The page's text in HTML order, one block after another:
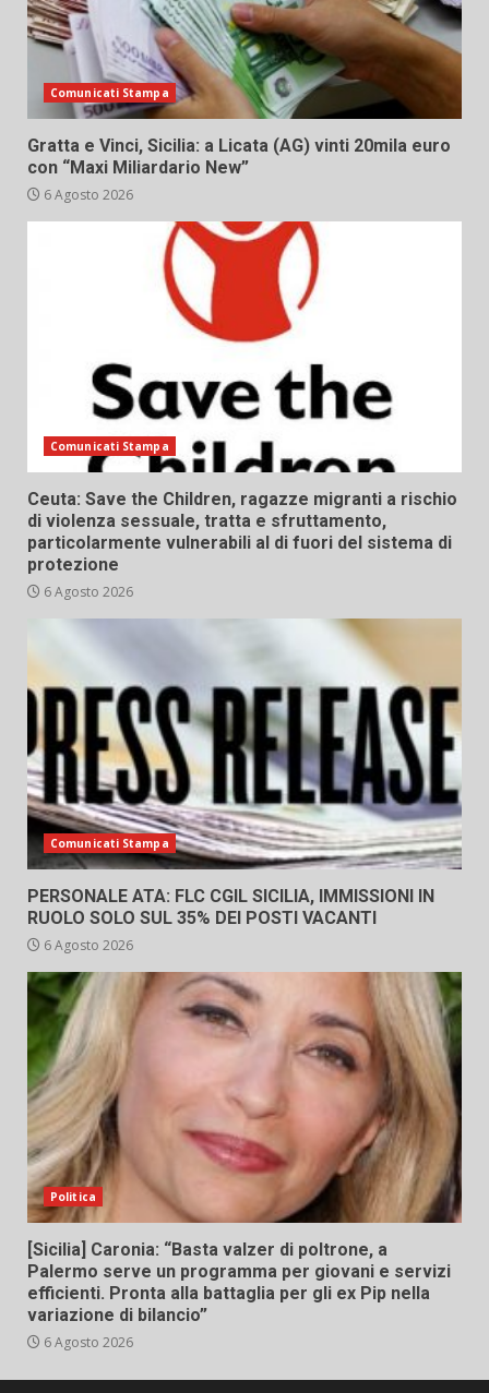
Comunicati Stampa
Gratta e Vinci, Sicilia: a Licata (AG) vinti 20mila euro
con “Maxi Miliardario New”
6 Agosto 2026
Comunicati Stampa
Ceuta: Save the Children, ragazze migranti a rischio
di violenza sessuale, tratta e sfruttamento,
particolarmente vulnerabili al di fuori del sistema di
protezione
6 Agosto 2026
Comunicati Stampa
PERSONALE ATA: FLC CGIL SICILIA, IMMISSIONI IN
RUOLO SOLO SUL 35% DEI POSTI VACANTI
6 Agosto 2026
Politica
[Sicilia] Caronia: “Basta valzer di poltrone, a
Palermo serve un programma per giovani e servizi
efficienti. Pronta alla battaglia per gli ex Pip nella
variazione di bilancio”
6 Agosto 2026